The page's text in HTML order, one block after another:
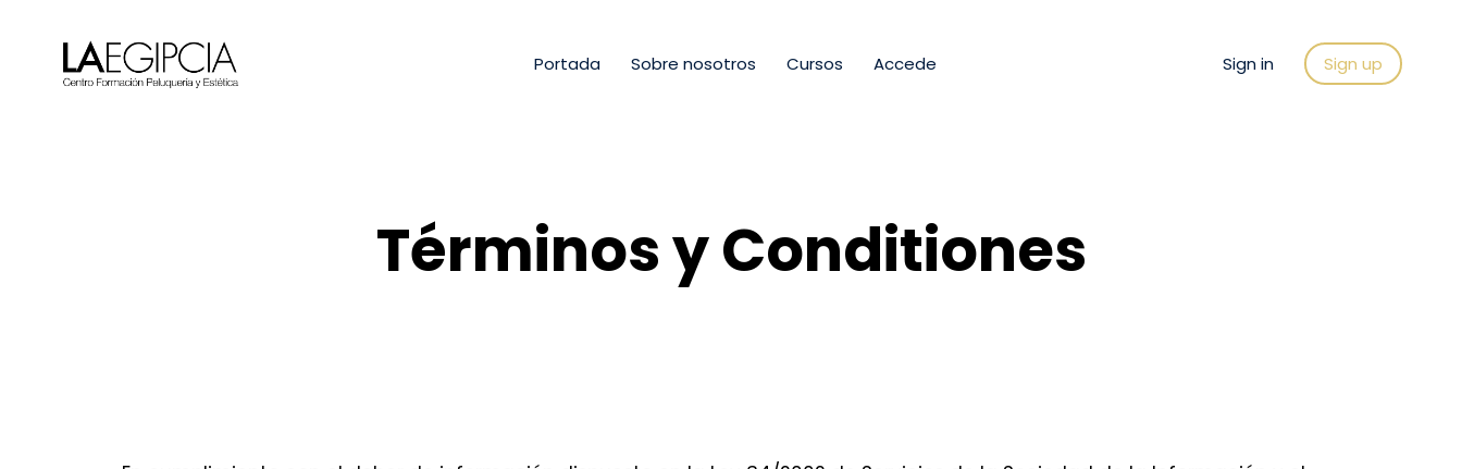
Portada Sobre nosotros Cursos Accede Sign in Sign up
Términos y Conditiones